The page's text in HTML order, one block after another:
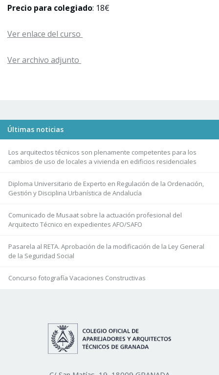
Precio para colegiado: 18€
Ver enlace del curso
Ver archivo adjunto
Últimas noticias
Los arquitectos técnicos son plenamente competentes para los
cambios de uso de locales a vivienda en edificios residenciales
Diploma Universitario de Experto en Regulación de la Ordenación,
Gestión y Disciplina Urbanística de Andalucía
Comunicado de Musaat sobre la actuación profesional del
Arquitecto Técnico en expedientes AFO/SAFO
Pasarela al RETA. Aprobación de la modificación de la Ley General
de la Seguridad Social
Concurso fotografía Vacaciones Constructivas